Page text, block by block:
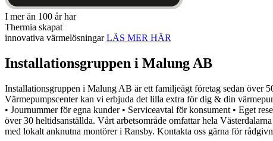
I mer än 100 år har
Thermia skapat
innovativa värmelösningar LÄS MER HÄR
Installationsgruppen i Malung AB
Installationsgruppen i Malung AB är ett familjeägt företag sedan över
Värmepumpscenter kan vi erbjuda det lilla extra för dig & din
• Journummer för egna kunder • Serviceavtal för konsument • Eget
över 30 heltidsanställda. Vårt arbetsområde omfattar hela
med lokalt anknutna montörer i Ransby. Kontakta oss gärna för